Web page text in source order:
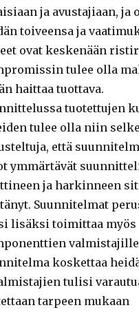
ja avustajiaan, ja
toiveensa ja
ovat keskenään
tulee olla
haittaa tuottava.
tuotettujen
tulee olla niin
että
ymmärtävät
ja harkinneen
Suunnitelmat
lisäksi toimittaa myös
koskettaa
tulisi
tarpeen mukaan